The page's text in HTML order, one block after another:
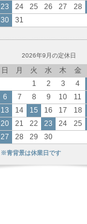
23
24 25 26 27 28
30
31
2026年9月の定休日
日 月 火 水 木 金
1
2 3 4
6
7 8 9 10 11
13
14 15 16 17 18
20
21 22 23 24 25
27
28 29 30
※青背景は休業日です